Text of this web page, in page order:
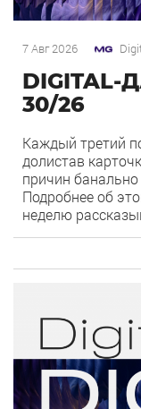
7 Авг 2026
30/26
Каждый третий
долистав
причин
Подробнее об
неделю
дорогом гео
OSH by Урюк в